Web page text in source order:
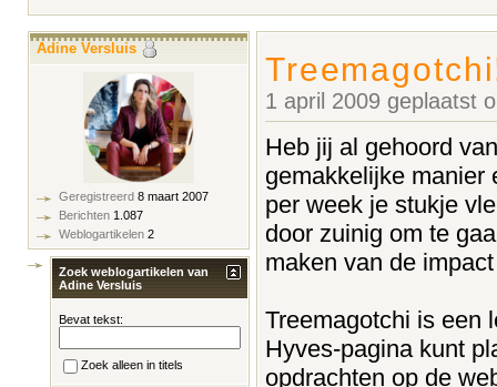
1 april 2009 geplaatst
Heb jij al gehoord
gemakkelijke manier
per week je stukje
door zuinig om te
maken van de
Treemagotchi is een
Hyves-pagina kunt
opdrachten op de
Adine Versluis
Geregistreerd 8 maart 2007
Berichten 1.087
Weblogartikelen 2
Zoek weblogartikelen van
Adine Versluis
Bevat tekst:
Zoek alleen in titels